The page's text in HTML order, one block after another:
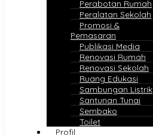
Perabotan Rumah
Peralatan Sekolah
Promosi &
Pemasaran
Publikasi Media
Renovasi Rumah
Renovasi Sekolah
Ruang Edukasi
Sambungan Listrik
Santunan Tunai
Sembako
Toilet
Profil